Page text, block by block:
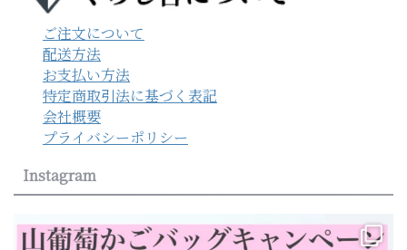
ご注文について
配送方法
お支払い方法
特定商取引法に基づく表記
会社概要
プライバシーポリシー
Instagram